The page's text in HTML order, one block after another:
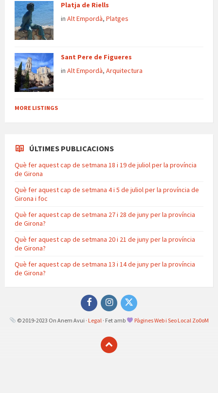
Platja de Riells
in Alt Empordà, Platges
Sant Pere de Figueres
in Alt Empordà, Arquitectura
MORE LISTINGS
ÚLTIMES PUBLICACIONS
Què fer aquest cap de setmana 18 i 19 de juliol per la província
de Girona
Què fer aquest cap de setmana 4 i 5 de juliol per la província de
Girona i foc
Què fer aquest cap de setmana 27 i 28 de juny per la província
de Girona?
Què fer aquest cap de setmana 20 i 21 de juny per la província
de Girona?
Què fer aquest cap de setmana 13 i 14 de juny per la província
de Girona?
FacebookInstagramTwitter
© 2019-2023 On Anem Avui · Legal · Fet amb Pàgines Web i Seo Local Zo0oM